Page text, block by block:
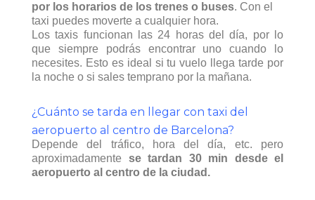
por los horarios de los trenes o buses. Con el
taxi puedes moverte a cualquier hora.
Los taxis funcionan las 24 horas del día, por lo
que siempre podrás encontrar uno cuando lo
necesites. Esto es ideal si tu vuelo llega tarde por
la noche o si sales temprano por la mañana.
¿Cuánto se tarda en llegar con taxi del
aeropuerto al centro de Barcelona?
Depende del tráfico, hora del día, etc. pero
aproximadamente se tardan 30 min desde el
aeropuerto al centro de la ciudad.